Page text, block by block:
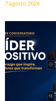
7 agosto, 2026